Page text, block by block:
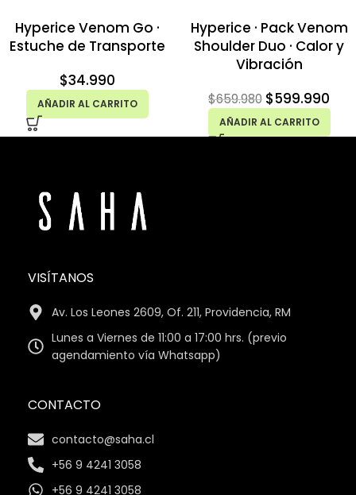
Hyperice Venom Go ·
Estuche de Transporte
$34.990
AÑADIR AL CARRITO
Hyperice · Pack Venom
Shoulder Duo · Calor y
Vibración
$659.980 $599.990
AÑADIR AL CARRITO
VISÍTANOS
Av. Los Leones 2609, Of. 211, Providencia, RM
Lunes a Viernes de 11:00 a 17:00 hrs. (previo
agendamiento vía Whatsapp)
CONTACTO
contacto@saha.cl
+56 9 4241 3058
+56 9 4241 3058